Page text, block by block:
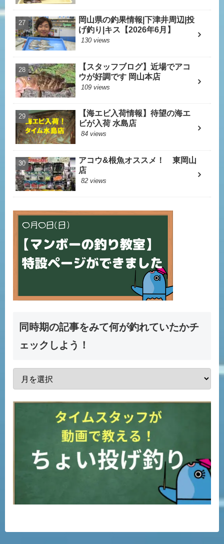
岡山県の釣果情報|下津井周辺|投
げ釣り|キス【2026年6月】
130 views
【スタッフブログ】近場でアコ
ウが好調です 岡山本店
109 views
【海エビ入荷情報】待望の海エ
ビが入荷 水島店
84 views
アコウ&根魚オススメ！ 東岡山
店
82 views
同時期の記事をみて何が釣れていたかチ
ェックしよう！